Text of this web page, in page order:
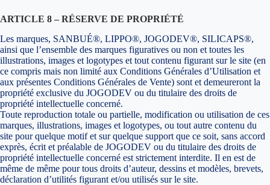
ARTICLE 8 – RÉSERVE DE PROPRIÉTÉ
Les marques, SANBUÉ®, LIPPO®, JOGODEV®, SILICAPS®,
ainsi que l’ensemble des marques figuratives ou non et toutes les
illustrations, images et logotypes et tout contenu figurant sur le site (en
ce compris mais non limité aux Conditions Générales d’Utilisation et
aux présentes Conditions Générales de Vente) sont et demeureront la
propriété exclusive du JOGODEV ou du titulaire des droits de
propriété intellectuelle concerné.
Toute reproduction totale ou partielle, modification ou utilisation de ces
marques, illustrations, images et logotypes, ou tout autre contenu du
site pour quelque motif et sur quelque support que ce soit, sans accord
exprès, écrit et préalable de JOGODEV ou du titulaire des droits de
propriété intellectuelle concerné est strictement interdite. Il en est de
même de même pour tous droits d’auteur, dessins et modèles, brevets,
déclaration d’utilités figurant et/ou utilisés sur le site.